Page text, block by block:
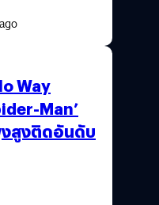
Way
Man’
สูงติดอันดับ